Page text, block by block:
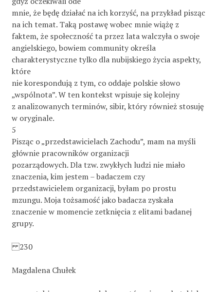
mnie, że będę działać na ich korzyść, na przykład pisząc
na ich temat. Taką postawę wobec mnie wiążę z
faktem, że społeczność ta przez lata walczyła o swoje
angielskiego, bowiem community określa
charakterystyczne tylko dla nubijskiego życia aspekty,
które
nie korespondują z tym, co oddaje polskie słowo
„wspólnota”. W ten kontekst wpisuje się kolejny
z analizowanych terminów, sibir, który również stosuję
w oryginale.
5
Pisząc o „przedstawicielach Zachodu”, mam na myśli
głównie pracowników organizacji
pozarządowych. Dla tzw. zwykłych ludzi nie miało
znaczenia, kim jestem – badaczem czy
przedstawicielem organizacji, byłam po prostu
mzungu. Moja tożsamość jako badacza zyskała
znaczenie w momencie zetknięcia z elitami badanej
grupy.
230
Magdalena Chułek